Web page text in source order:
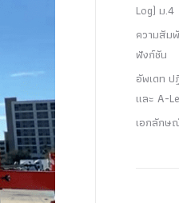
Log) ม.4
ความสัม
ฟังก์ชัน
อัพเดท ป
และ A-
เอกลักษ